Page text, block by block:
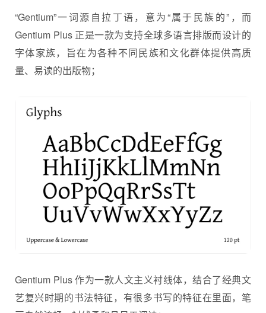
“Gentium”一词源自拉丁语，意为“属于民族的”，而
Gentium Plus 正是一款为支持全球多语言排版而设计的
字体家族，旨在为各种不同民族和文化群体提供高质
量、易读的出版物；
Gentium Plus 作为一款人文主义衬线体，结合了经典文
艺复兴时期的书法特征，有很多书写的特征在里面，笔